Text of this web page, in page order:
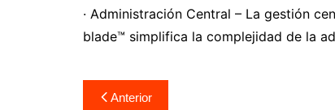
· Administración Central – La gestión
blade™ simplifica la complejidad de la
Navegación
Anterior